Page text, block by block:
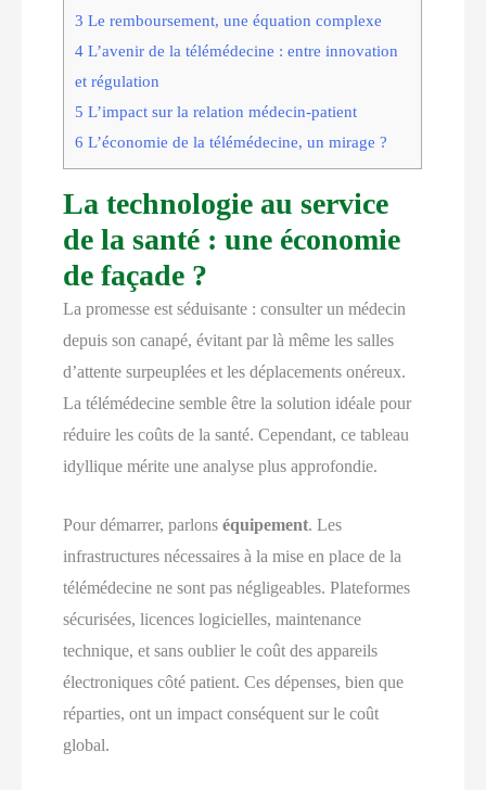
3 Le remboursement, une équation complexe
4 L’avenir de la télémédecine : entre innovation
et régulation
5 L’impact sur la relation médecin-patient
6 L’économie de la télémédecine, un mirage ?
La technologie au service
de la santé : une économie
de façade ?
La promesse est séduisante : consulter un médecin
depuis son canapé, évitant par là même les salles
d’attente surpeuplées et les déplacements onéreux.
La télémédecine semble être la solution idéale pour
réduire les coûts de la santé. Cependant, ce tableau
idyllique mérite une analyse plus approfondie.
Pour démarrer, parlonséquipement. Les
infrastructures nécessaires à la mise en place de la
télémédecine ne sont pas négligeables. Plateformes
sécurisées, licences logicielles, maintenance
technique, et sans oublier le coût des appareils
électroniques côté patient. Ces dépenses, bien que
réparties, ont un impact conséquent sur le coût
global.